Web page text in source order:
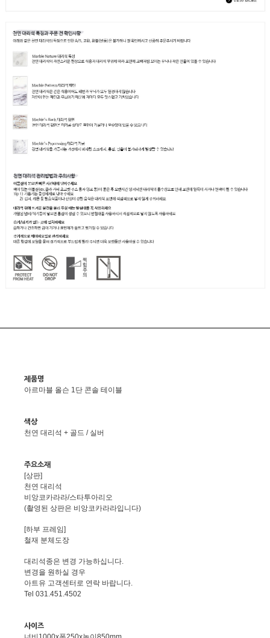
제품명
아르마블 올슨 1단 콘솔 테이블
색상
천연 대리석 + 골드 / 실버
주요소재
[상판]
천연 대리석
비앙코카라라/스타투아리오
(촬영된 상판은 비앙코카라라입니다)
[하부 프레임]
철재 분체도장
대리석종은 변경 가능하십니다.
변경을 원하실 경우
아트유 고객센터로 연락 바랍니다.
Tel 031.451.4502
사이즈